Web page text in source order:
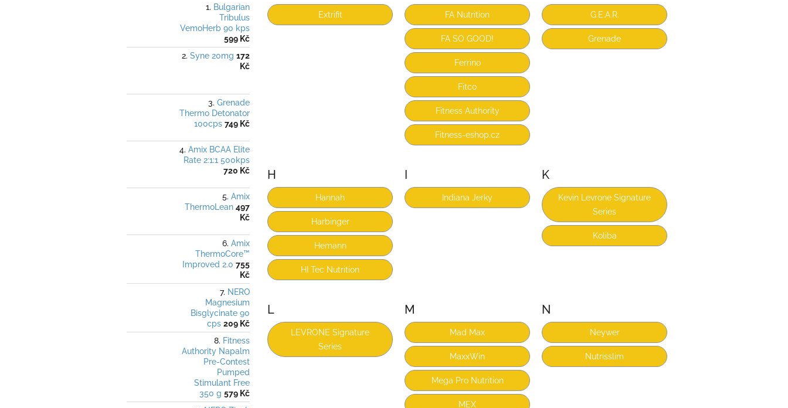
Bulgarian
Tribulus
VemoHerb 90 kps
599 Kč
Syne 20mg 172
Kč
Grenade
Thermo Detonator
100cps 749 Kč
Amix BCAA Elite
Rate 2:1:1 500kps
720 Kč
Amix
ThermoLean 497
Kč
Amix
ThermoCore™
Improved 2.0 755
Kč
NERO
Magnesium
Bisglycinate 90
cps 209 Kč
Fitness
Authority Napalm
Pre-Contest
Pumped
Stimulant Free
350 g 579 Kč
Extrifit FA Nutrition
FA SO GOOD!
Ferrino
Fitco
Fitness Authority
Fitness-eshop.cz
G.E.A.R.
Grenade
H
Hannah
Harbinger
Hemann
HI Tec Nutrition
I
Indiana Jerky
K
Kevin Levrone Signature
Series
Koliba
L
LEVRONE Signature
Series
M
Mad Max
MaxxWin
Mega Pro Nutrition
MEX
N
Neywer
Nutrisslim